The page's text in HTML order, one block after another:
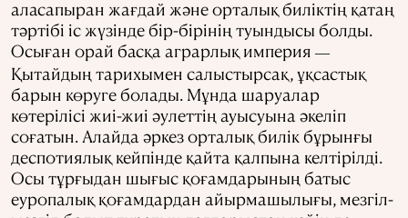
аласапыран жағдай және орталық биліктің қатаң
тәртібі іс жүзінде бір-бірінің туындысы болды.
Осыған орай басқа аграрлық империя —
Қытайдың тарихымен салыстырсақ, ұқсастық
барын көруге болады. Мұнда шаруалар
көтерілісі жиі-жиі әулеттің ауысуына әкеліп
соғатын. Алайда әркез орталық билік бұрынғы
деспотиялық кейпінде қайта қалпына келтірілді.
Осы тұрғыдан шығыс қоғамдарының батыс
еуропалық қоғамдардан айырмашылығы, мезгіл-